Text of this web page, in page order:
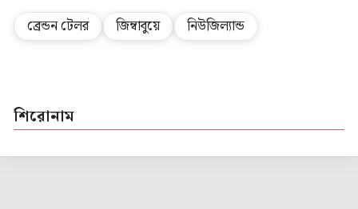
ব্রেন্ডন টেলর জিম্বাবুয়ে নিউজিল্যান্ড
শিরোনাম